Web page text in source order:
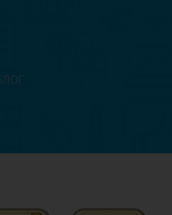
БЛОГ